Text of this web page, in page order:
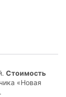
Стоимость
«Новая